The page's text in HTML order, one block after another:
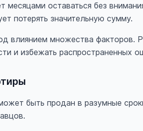
оставаться без
потерять значительную сумму.
влиянием множества факторов.
и избежать распространенных
быть продан в разумные